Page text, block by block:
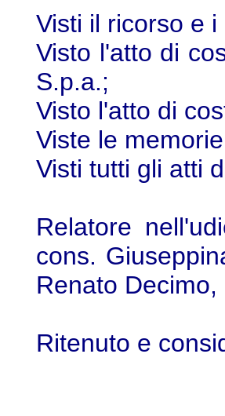
Visti il ricorso e
Visto l'atto di
S.p.a.;
Visto l'atto di
Viste le
Visti tutti gli atti
Relatore
cons.
Renato
Ritenuto e